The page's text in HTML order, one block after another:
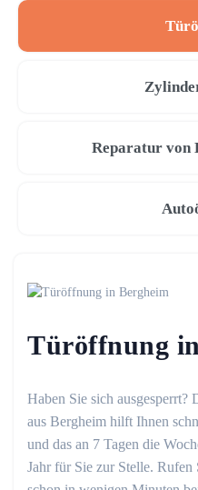
Reparatur von
Türöffnung
Haben Sie sich ausgesperrt?
aus Bergheim hilft Ihnen
und das an 7 Tagen die
Jahr für Sie zur Stelle.